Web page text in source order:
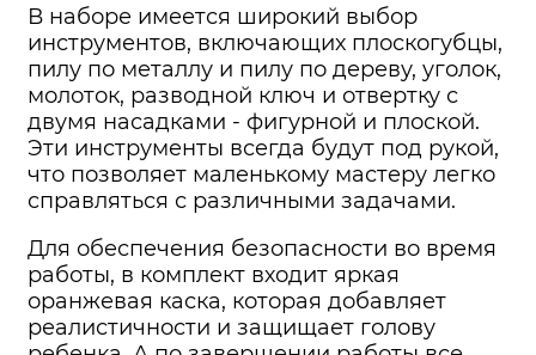
В наборе имеется широкий выбор
инструментов, включающих плоскогубцы,
пилу по металлу и пилу по дереву, уголок,
молоток, разводной ключ и отвертку с
двумя насадками - фигурной и плоской.
Эти инструменты всегда будут под рукой,
что позволяет маленькому мастеру легко
справляться с различными задачами.
Для обеспечения безопасности во время
работы, в комплект входит яркая
оранжевая каска, которая добавляет
реалистичности и защищает голову